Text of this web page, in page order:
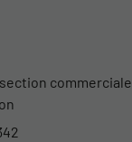
commerciale